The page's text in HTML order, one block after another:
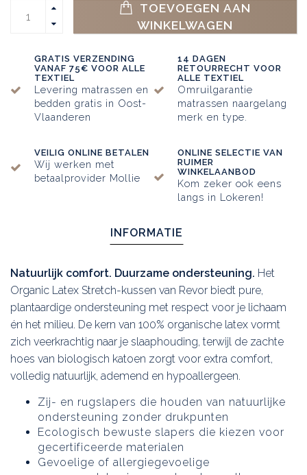
TOEVOEGEN AAN
WINKELWAGEN
GRATIS VERZENDING
VANAF 75€ VOOR ALLE
TEXTIEL
Levering matrassen en
bedden gratis in Oost-
Vlaanderen
14 DAGEN
RETOURRECHT VOOR
ALLE TEXTIEL
Omruilgarantie
matrassen naargelang
merk en type.
VEILIG ONLINE BETALEN
Wij werken met
betaalprovider Mollie
ONLINE SELECTIE VAN
RUIMER
WINKELAANBOD
Kom zeker ook eens
langs in Lokeren!
INFORMATIE
Natuurlijk comfort. Duurzame ondersteuning. Het
Organic Latex Stretch-kussen van Revor biedt pure,
plantaardige ondersteuning met respect voor je lichaam
én het milieu. De kern van 100% organische latex vormt
zich veerkrachtig naar je slaaphouding, terwijl de zachte
hoes van biologisch katoen zorgt voor extra comfort,
volledig natuurlijk, ademend en hypoallergeen.
Zij- en rugslapers die houden van natuurlijke
ondersteuning zonder drukpunten
Ecologisch bewuste slapers die kiezen voor
gecertificeerde materialen
Gevoelige of allergiegevoelige